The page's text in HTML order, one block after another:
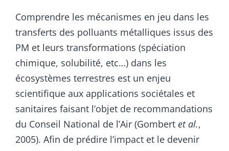
Comprendre les mécanismes en jeu dans les
transferts des polluants métalliques issus des
PM et leurs transformations (spéciation
chimique, solubilité, etc…) dans les
écosystèmes terrestres est un enjeu
scientifique aux applications sociétales et
sanitaires faisant l’objet de recommandations
du Conseil National de l’Air (Gombert et al.,
2005). Afin de prédire l’impact et le devenir